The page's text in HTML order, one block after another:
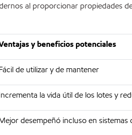
al proporcionar propiedades
y beneficios potenciales
de utilizar y de mantener
la vida útil de los lotes y
desempeñó incluso en sistemas